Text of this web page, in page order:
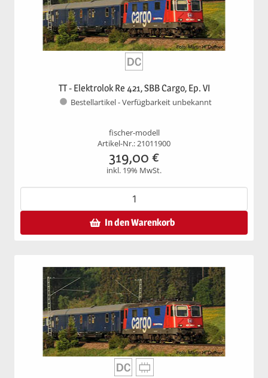
TT - Elektrolok Re 421, SBB Cargo, Ep. VI
Bestellartikel - Verfügbarkeit unbekannt
fischer-modell
Artikel-Nr.: 21011900
319,00 €
inkl. 19% MwSt.
In den Warenkorb